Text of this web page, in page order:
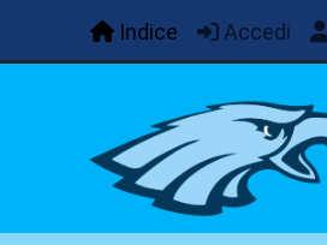
Indice Accedi